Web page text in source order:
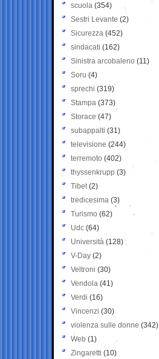
scuola (354)
Sestri Levante (2)
Sicurezza (452)
sindacati (162)
Sinistra arcobaleno (11)
Soru (4)
sprechi (319)
Stampa (373)
Storace (47)
subappalti (31)
televisione(244)
terremoto (402)
thyssenkrupp (3)
Tibet(2)
tredicesima (3)
Turismo (62)
Udc (64)
Università (128)
V-Day (2)
Veltroni (30)
Vendola (41)
Verdi (16)
Vincenzi (30)
violenza sulle donne (342)
Web (1)
Zingaretti (10)